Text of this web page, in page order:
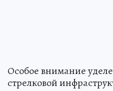
Особое внимание
стрелковой